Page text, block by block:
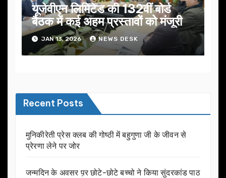
यूजेवीएन लिमिटेड की 132वीं बोर्ड
बैठक में कई अहम प्रस्तावों को मंजूरी
JAN 13, 2026 NEWS DESK
Recent Posts
मुनिकीरेती प्रेस क्लब की गोष्ठी में बहुगुणा जी के जीवन से
प्रेरणा लेने पर जोर
जन्मदिन के अवसर प़र छोटे-छोटे बच्चो ने किया सुंदरकांड पाठ